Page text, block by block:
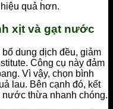
quả hơn.
xịt và gạt nước
dung dịch đều, giảm
Công cụ này đảm
Vì vậy, chọn bình
lau. Bên cạnh đó, kết
thừa nhanh chóng.